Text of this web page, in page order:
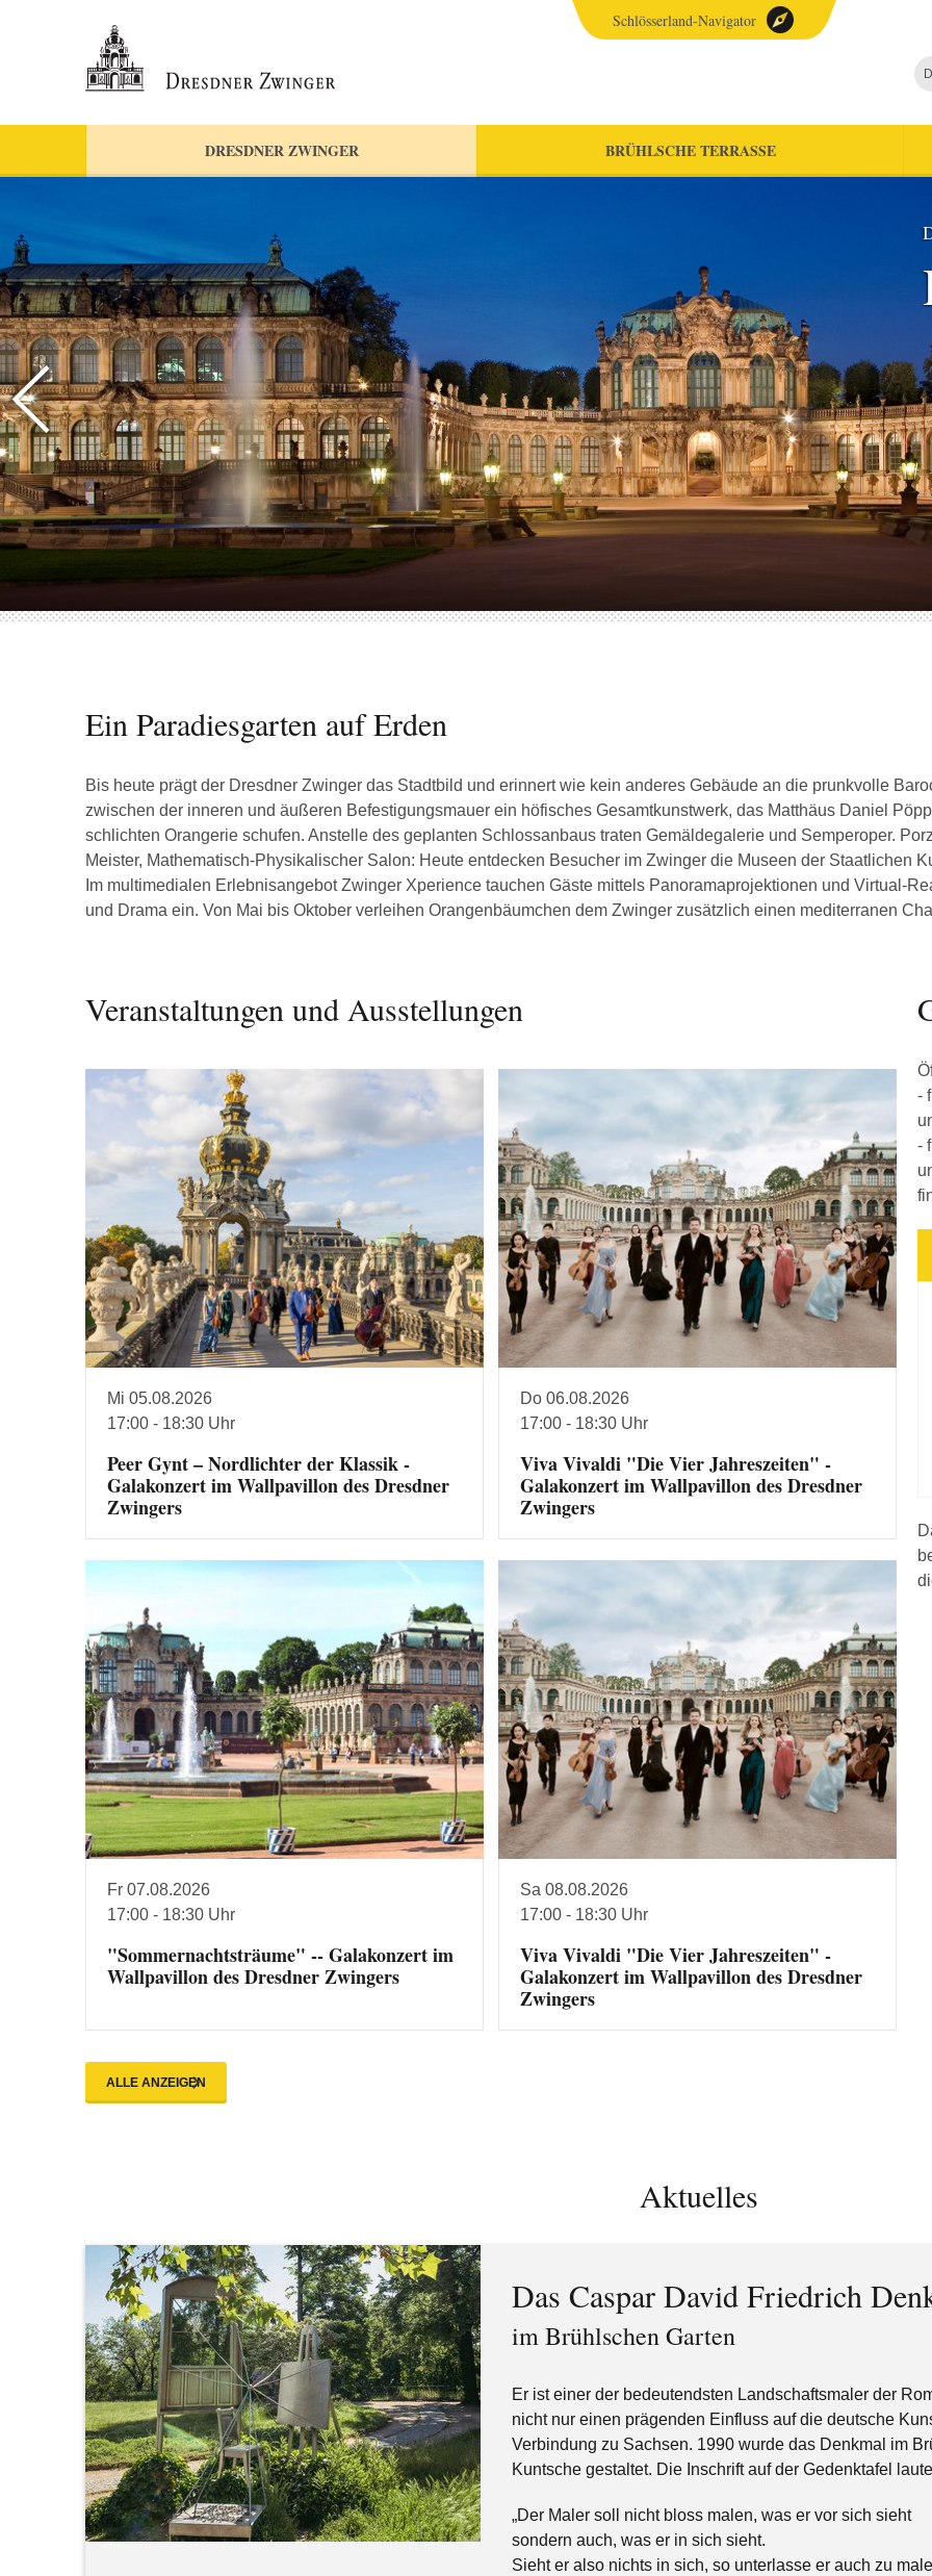
DRESDNER ZWINGER BRÜHLSCHE TERRASSE
Schlösserland-Navigator
Ein Paradiesgarten auf Erden
Bis heute prägt der Dresdner Zwinger das Stadtbild und erinnert wie kein anderes Gebäude an die prunkvolle
zwischen der inneren und äußeren Befestigungsmauer ein höfisches Gesamtkunstwerk, das Matthäus Daniel
schlichten Orangerie schufen. Anstelle des geplanten Schlossanbaus traten Gemäldegalerie und Semperoper.
Meister, Mathematisch-Physikalischer Salon: Heute entdecken Besucher im Zwinger die Museen der Staatlichen
Im multimedialen Erlebnisangebot Zwinger Xperience tauchen Gäste mittels Panoramaprojektionen und Virtual-
und Drama ein. Von Mai bis Oktober verleihen Orangenbäumchen dem Zwinger zusätzlich einen mediterranen
Veranstaltungen und Ausstellungen
Mi 05.08.2026
17:00 - 18:30 Uhr
Peer Gynt – Nordlichter der Klassik -
Galakonzert im Wallpavillon des Dresdner
Zwingers
Do 06.08.2026
17:00 - 18:30 Uhr
Viva Vivaldi "Die Vier Jahreszeiten" -
Galakonzert im Wallpavillon des Dresdner
Zwingers
Fr 07.08.2026
17:00 - 18:30 Uhr
"Sommernachtsträume" -- Galakonzert im
Wallpavillon des Dresdner Zwingers
Sa 08.08.2026
17:00 - 18:30 Uhr
Viva Vivaldi "Die Vier Jahreszeiten" -
Galakonzert im Wallpavillon des Dresdner
Zwingers
ALLE ANZEIGEN
-
-
Aktuelles
Das Caspar David Friedrich
im Brühlschen Garten
Er ist einer der bedeutendsten Landschaftsmaler der
nicht nur einen prägenden Einfluss auf die deutsche
Verbindung zu Sachsen. 1990 wurde das Denkmal im
Kuntsche gestaltet. Die Inschrift auf der Gedenktafel
„Der Maler soll nicht bloss malen, was er vor sich sieht
sondern auch, was er in sich sieht.
Sieht er also nichts in sich, so unterlasse er auch zu